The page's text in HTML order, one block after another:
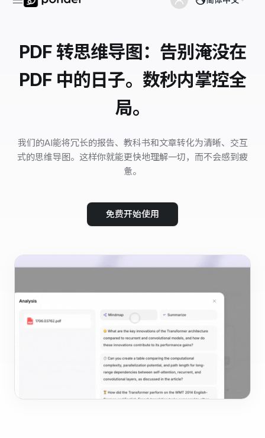
PDF 转思维导图：告别淹没在
PDF 中的日子。数秒内掌控全
局。
我们的AI能将冗长的报告、教科书和文章转化为清晰、交互
式的思维导图。这样你就能更快地理解一切，而不会感到疲
惫。
免费开始使用